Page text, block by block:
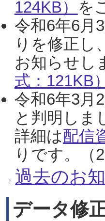
124KB） を
令和6年6月
りを修正し
お知らせし
式：121KB）
令和6年3月
と判明しま
詳細は配信
りです。（
過去のお
データ修